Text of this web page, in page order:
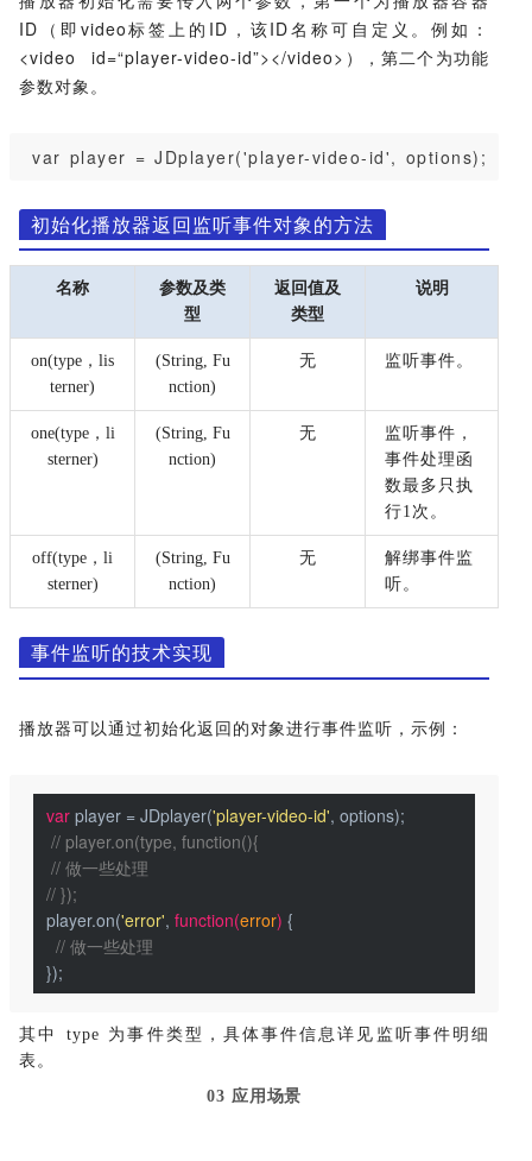
ID（即video标签上的ID，该ID名称可自定义。例如：
<video id=“player-video-id”></video>）， 第二个为功能
参数对象 。
var player = JDplayer('player-video-id', options);
初始化播放器返回监听事件对象的方法
名称
参数及类
型
返回值及
类型
说明
on(type ， lis
terner)
(String, Fu
nction)
无 监听事件。
one(type， li
sterner)
(String, Fu
nction)
无
监听事件，
事件处理函
数最多只执
行1次 。
off(type ， li
sterner)
(String, Fu
nction)
无
解绑事件监
听。
事件监听的技术实现
播放器可以通过初始化返回的对象进行事件监听，示例：
var player = JDplayer('player-video-id', options);
// player.on(type, function(){
// 做一些处理
// });
player.on('error', function(error) {
// 做一些处理
});
其中 type 为事件类型，具体事件信息详见监听事件明细
表。
03 应用场景